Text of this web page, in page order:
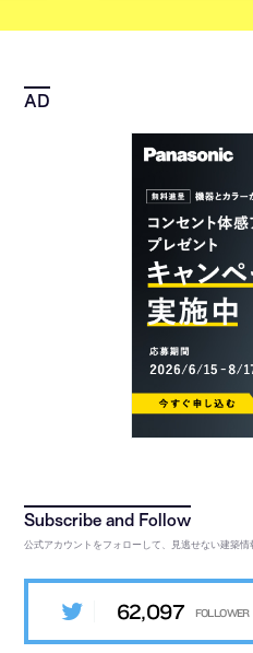
公式アカウントをフォローして、見逃せない建築情
62,097